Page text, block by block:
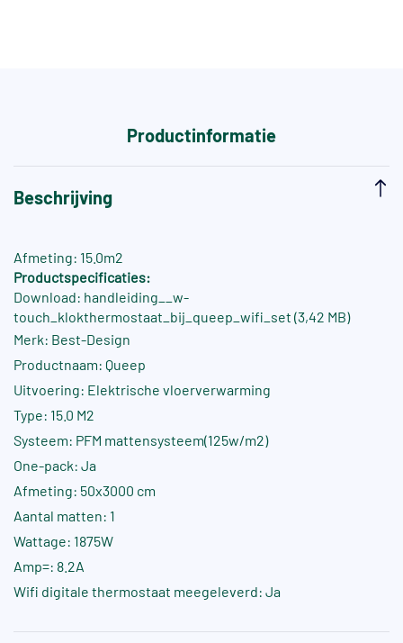
Productinformatie
Beschrijving
Afmeting: 15.0m2
Productspecificaties:
Download: handleiding__w-
touch_klokthermostaat_bij_queep_wifi_set (3,42 MB)
Merk: Best-Design
Productnaam: Queep
Uitvoering: Elektrische vloerverwarming
Type: 15.0 M2
Systeem: PFM mattensysteem(125w/m2)
One-pack: Ja
Afmeting: 50x3000 cm
Aantal matten: 1
Wattage: 1875W
Amp=: 8.2A
Wifi digitale thermostaat meegeleverd: Ja